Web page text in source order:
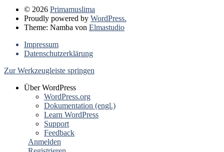
© 2026 Primamuslima
Proudly powered by WordPress.
Theme: Namba von Elmastudio
Impressum
Datenschutzerklärung
Zur Werkzeugleiste springen
Über WordPress
WordPress.org
Dokumentation (engl.)
Learn WordPress
Support
Feedback
Anmelden